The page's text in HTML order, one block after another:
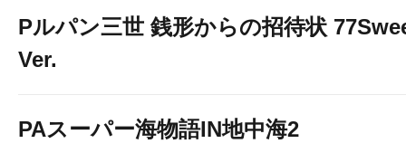
Pルパン三世 銭形からの招待状
Ver.
PAスーパー海物語IN地中海2